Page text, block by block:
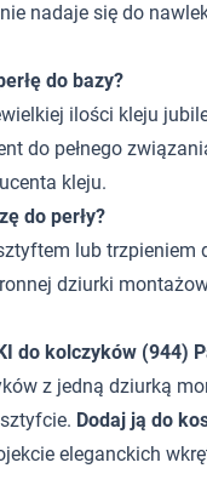
nadaje się do
do bazy?
ilości kleju
do pełnego
kleju.
do perły?
lub trzpieniem
dziurki
do kolczyków (944)
z jedną dziurką
Dodaj ją do
eleganckich